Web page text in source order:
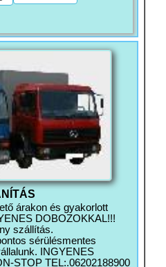
árakon és gyakorlott
DOBOZOKKAL!!!
szállítás.
sérülésmentes
INGYENES
STOP TEL:.06202188900